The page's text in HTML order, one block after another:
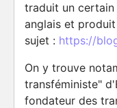
traduit un
anglais et
sujet : https://
On y trouve
transféministe"
fondateur des